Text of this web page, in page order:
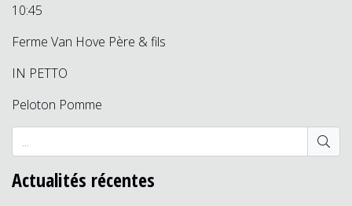
10:45
Ferme Van Hove Père & fils
IN PETTO
Peloton Pomme
Actualités récentes